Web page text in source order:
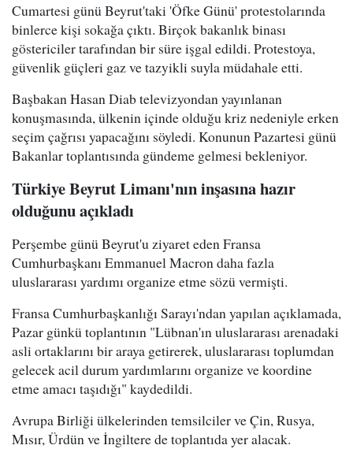
Cumartesi günü Beyrut'taki 'Öfke Günü' protestolarında
binlerce kişi sokağa çıktı. Birçok bakanlık binası
göstericiler tarafından bir süre işgal edildi. Protestoya,
güvenlik güçleri gaz ve tazyikli suyla müdahale etti.
Başbakan Hasan Diab televizyondan yayınlanan
konuşmasında, ülkenin içinde olduğu kriz nedeniyle erken
seçim çağrısı yapacağını söyledi. Konunun Pazartesi günü
Bakanlar toplantısında gündeme gelmesi bekleniyor.
Türkiye Beyrut Limanı'nın inşasına hazır
olduğunu açıkladı
Perşembe günü Beyrut'u ziyaret eden Fransa
Cumhurbaşkanı Emmanuel Macron daha fazla
uluslararası yardımı organize etme sözü vermişti.
Fransa Cumhurbaşkanlığı Sarayı'ndan yapılan açıklamada,
Pazar günkü toplantının "Lübnan'ın uluslararası arenadaki
asli ortaklarını bir araya getirerek, uluslararası toplumdan
gelecek acil durum yardımlarını organize ve koordine
etme amacı taşıdığı" kaydedildi.
Avrupa Birliği ülkelerinden temsilciler ve Çin, Rusya,
Mısır, Ürdün ve İngiltere de toplantıda yer alacak.